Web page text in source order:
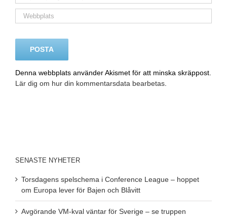
Denna webbplats använder Akismet för att minska skräppost.
Lär dig om hur din kommentarsdata bearbetas
SENASTE NYHETER
Torsdagens spelschema i Conference League – hoppet
om Europa lever för Bajen och Blåvitt
Avgörande VM-kval väntar för Sverige – se truppen